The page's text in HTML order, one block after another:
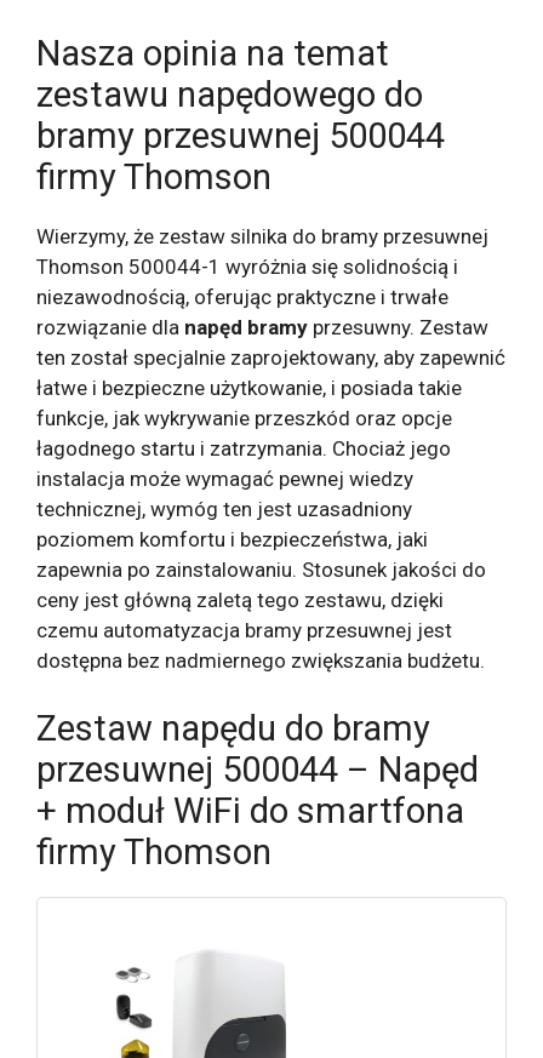
Nasza opinia na temat
zestawu napędowego do
bramy przesuwnej 500044
firmy Thomson
Wierzymy, że zestaw silnika do bramy przesuwnej
Thomson 500044-1 wyróżnia się solidnością i
niezawodnością, oferując praktyczne i trwałe
rozwiązanie dla napęd bramy przesuwny. Zestaw
ten został specjalnie zaprojektowany, aby zapewnić
łatwe i bezpieczne użytkowanie, i posiada takie
funkcje, jak wykrywanie przeszkód oraz opcje
łagodnego startu i zatrzymania. Chociaż jego
instalacja może wymagać pewnej wiedzy
technicznej, wymóg ten jest uzasadniony
poziomem komfortu i bezpieczeństwa, jaki
zapewnia po zainstalowaniu. Stosunek jakości do
ceny jest główną zaletą tego zestawu, dzięki
czemu automatyzacja bramy przesuwnej jest
dostępna bez nadmiernego zwiększania budżetu.
Zestaw napędu do bramy
przesuwnej 500044 – Napęd
+ moduł WiFi do smartfona
firmy Thomson